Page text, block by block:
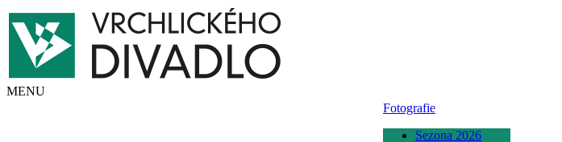
MENU
Fotografie
Sezona 2026